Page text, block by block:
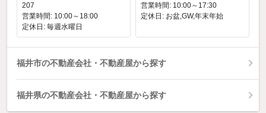
207
営業時間: 10:00～18:00
定休日: 毎週水曜日
営業時間: 10:00～17:30
定休日: お盆,GW,年末年始
福井市の不動産会社・不動産屋から探す
福井県の不動産会社・不動産屋から探す